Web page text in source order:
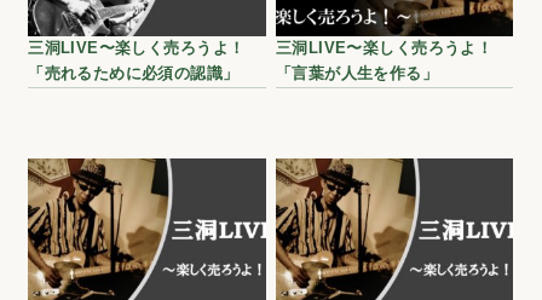
三洞LIVE〜楽しく売ろうよ！
「売れるために必須の認識」
三洞LIVE〜楽しく売ろうよ！
「言葉が人生を作る」